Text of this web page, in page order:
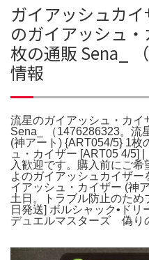
ガイアッシュカ
のガイアッシュ
枚の通販 Sena_
情報
流星のガイアッシュ・カイ
Sena_ （1476286323。流
(神アート) {ART054/5} 1枚
ュ・カイザー [ART05 4/5]
入歓迎です。購入前にご
よのガイアッシュカイザ
イアッシュ・カイザー (神
土日。トラブル防止のた
日発送] ボルシャック•ドリ
デュエルマスターズ 偽り